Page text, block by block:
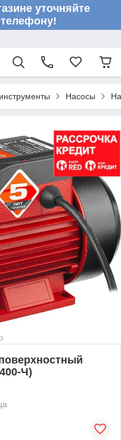
уточняйте
Насосы
Ч)